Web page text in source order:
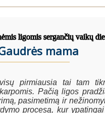
ligomis sergančių vaikų
mama
pirmiausia tai tam
Pačią ligos
pasimetimą ir
procesą, kur